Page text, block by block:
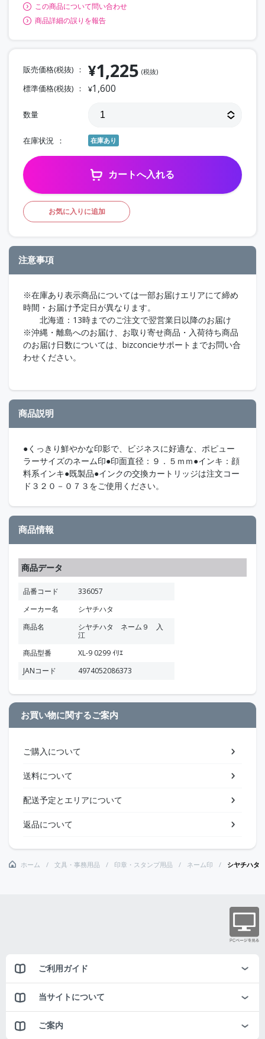
この商品について問い合わせ
商品詳細の誤りを報告
販売価格(税抜) ¥1,225 (税抜)
標準価格(税抜) ¥1,600
数量
在庫状況 在庫あり
カートへ入れる
お気に入りに追加
注意事項
※在庫あり表示商品については一部お届けエリアにて締め
時間・お届け予定日が異なります。
北海道：13時までのご注文で翌営業日以降のお届け
※沖縄・離島へのお届け、お取り寄せ商品・入荷待ち商品
のお届け日数については、bizconcieサポートまでお問い合
わせください。
商品説明
●くっきり鮮やかな印影で、ビジネスに好適な、ポピュー
ラーサイズのネーム印●印面直径：９．５ｍｍ●インキ：顔
料系インキ●既製品●インクの交換カートリッジは注文コー
ド３２０－０７３をご使用ください。
商品情報
商品データ
品番コード
336057
メーカー名
シヤチハタ
商品名
シヤチハタ ネーム９ 入
江
商品型番
XL-9 0299 ｲﾘｴ
JANコード
4974052086373
お買い物に関するご案内
ご購入について
送料について
配送予定とエリアについて
返品について
ホーム 文具・事務用品 印章・スタンプ用品 ネーム印 シヤチハ
ご利用ガイド
当サイトについて
ご案内